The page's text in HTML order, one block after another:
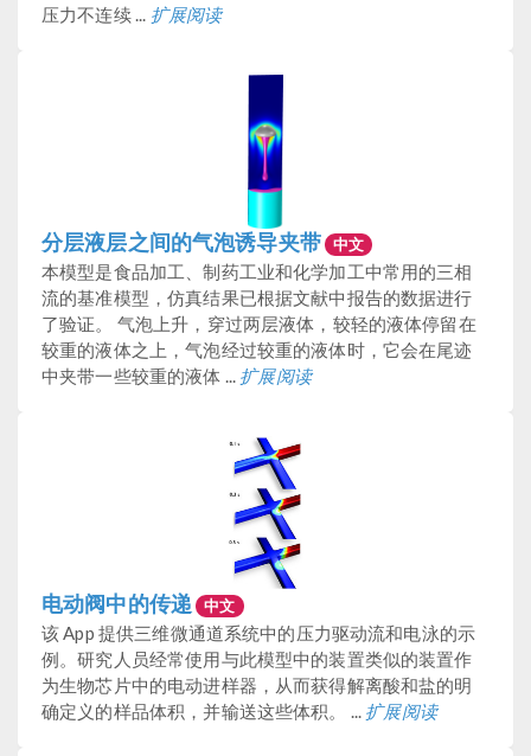
压力不连续 ... 扩展阅读
分层液层之间的气泡诱导夹带 中文
本模型是食品加工、制药工业和化学加工中常用的三相
流的基准模型，仿真结果已根据文献中报告的数据进行
了验证。 气泡上升，穿过两层液体，较轻的液体停留在
较重的液体之上，气泡经过较重的液体时，它会在尾迹
中夹带一些较重的液体 ... 扩展阅读
电动阀中的传递 中文
该 App 提供三维微通道系统中的压力驱动流和电泳的示
例。研究人员经常使用与此模型中的装置类似的装置作
为生物芯片中的电动进样器，从而获得解离酸和盐的明
确定义的样品体积，并输送这些体积。 ... 扩展阅读